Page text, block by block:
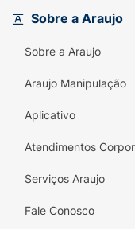
Sobre a Araujo
Sobre a Araujo
Araujo Manipulação
Aplicativo
Atendimentos
Serviços Araujo
Fale Conosco